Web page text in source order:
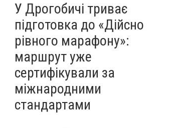
У Дрогобичі триває
підготовка до «Дійсно
рівного марафону»:
маршрут уже
сертифікували за
міжнародними
стандартами